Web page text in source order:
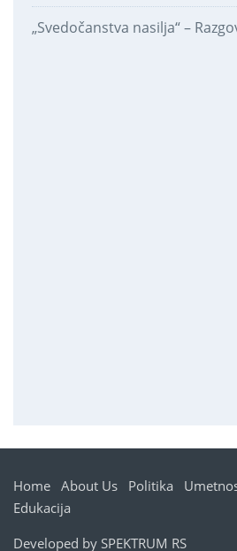
„Svedočanstva nasilja“ –
Home About Us Politika
Edukacija
Developed by SPEKTRUM RS